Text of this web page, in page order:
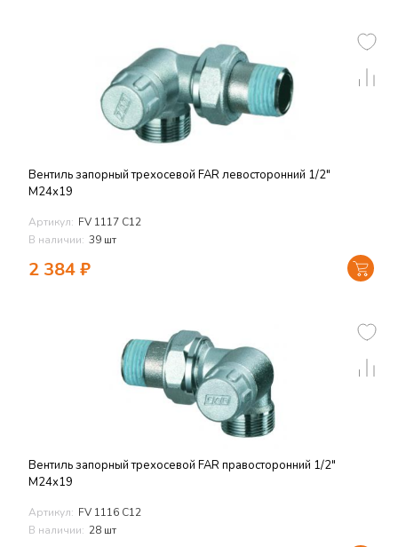
Вентиль запорный трехосевой FAR левосторонний 1/2"
М24х19
Артикул: FV 1117 C12
В наличии: 39 шт
2 384₽
Вентиль запорный трехосевой FAR правосторонний 1/2"
М24х19
Артикул: FV 1116 C12
В наличии: 28 шт